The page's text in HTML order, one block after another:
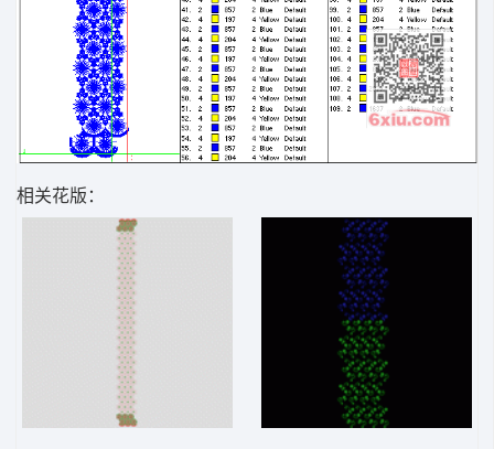
相关花版：